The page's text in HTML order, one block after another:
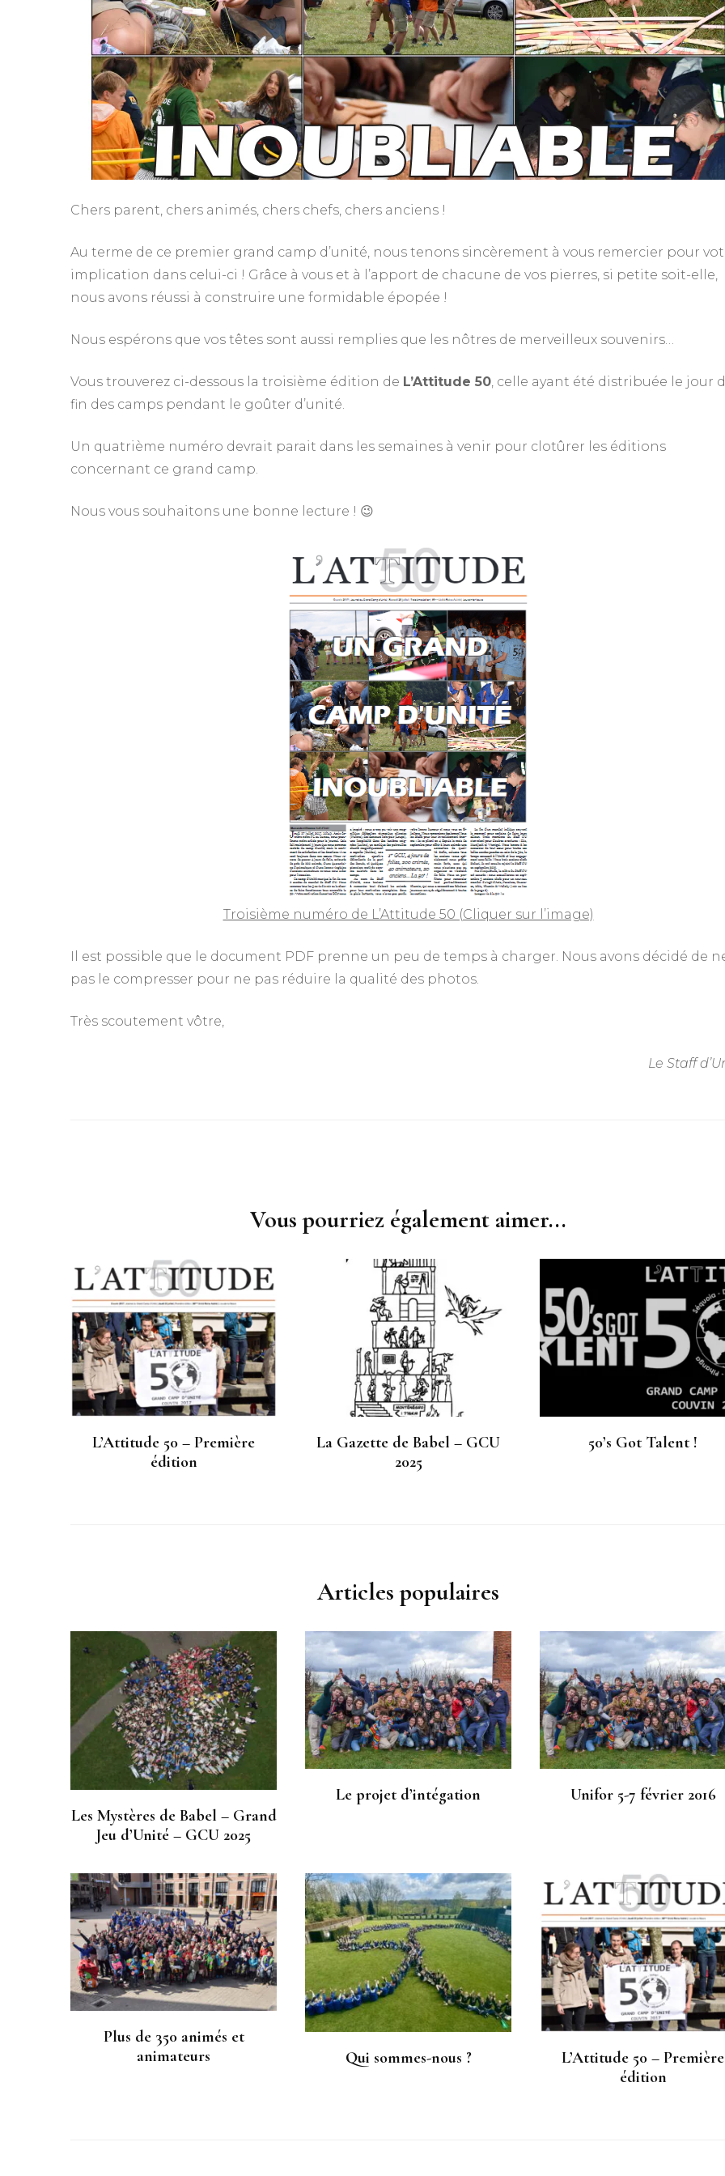
Chers parent, chers animés, chers chefs, chers anciens !
Au terme de ce premier grand camp d’unité, nous tenons sincèrement à vous remercier pour
implication dans celui-ci ! Grâce à vous et à l’apport de chacune de vos pierres, si petite soit-elle,
nous avons réussi à construire une formidable épopée !
Nous espérons que vos têtes sont aussi remplies que les nôtres de merveilleux souvenirs…
Vous trouverez ci-dessous la troisième édition de L’Attitude 50, celle ayant été distribuée le jour
fin des camps pendant le goûter d’unité.
Un quatrième numéro devrait parait dans les semaines à venir pour clotûrer les éditions
concernant ce grand camp.
Nous vous souhaitons une bonne lecture ! 😉
Troisième numéro de L’Attitude 50 (Cliquer sur l’image)
Il est possible que le document PDF prenne un peu de temps à charger. Nous avons décidé de
pas le compresser pour ne pas réduire la qualité des photos.
Très scoutement vôtre,
Le Staff
Vous pourriez également aimer...
L’Attitude 50 – Première
édition
La Gazette de Babel – GCU
2025
50’s Got Talent !
Articles populaires
Les Mystères de Babel – Grand
Jeu d’Unité – GCU 2025
Le projet d’intégation Unifor 5-7 février 2016
Plus de 350 animés et
animateurs
Qui sommes-nous ?
L’Attitude 50 – Première
édition